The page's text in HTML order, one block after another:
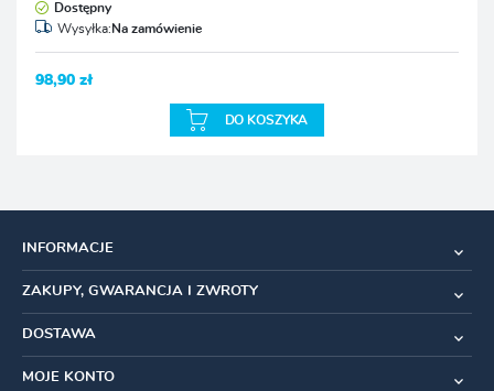
Dostępny
Wysyłka:Na zamówienie
98,90 zł
DO KOSZYKA
INFORMACJE
ZAKUPY, GWARANCJA I ZWROTY
DOSTAWA
MOJE KONTO